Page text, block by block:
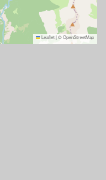
Leaflet|©OpenStreetMap